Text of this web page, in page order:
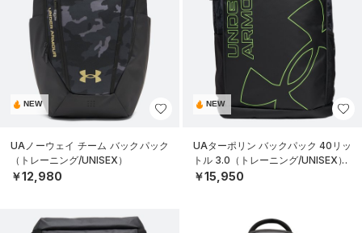
NEW
UAノーウェイ チーム バックパック
（トレーニング/UNISEX）
￥12,980
NEW
UAターポリン バックパック 40リッ
トル 3.0（トレーニング/UNISEX）
￥15,950